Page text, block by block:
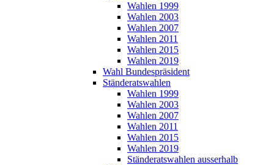
Wahlen 1999
Wahlen 2003
Wahlen 2007
Wahlen 2011
Wahlen 2015
Wahlen 2019
Wahl Bundespräsident
Ständeratswahlen
Wahlen 1999
Wahlen 2003
Wahlen 2007
Wahlen 2011
Wahlen 2015
Wahlen 2019
Ständeratswahlen ausserhalb